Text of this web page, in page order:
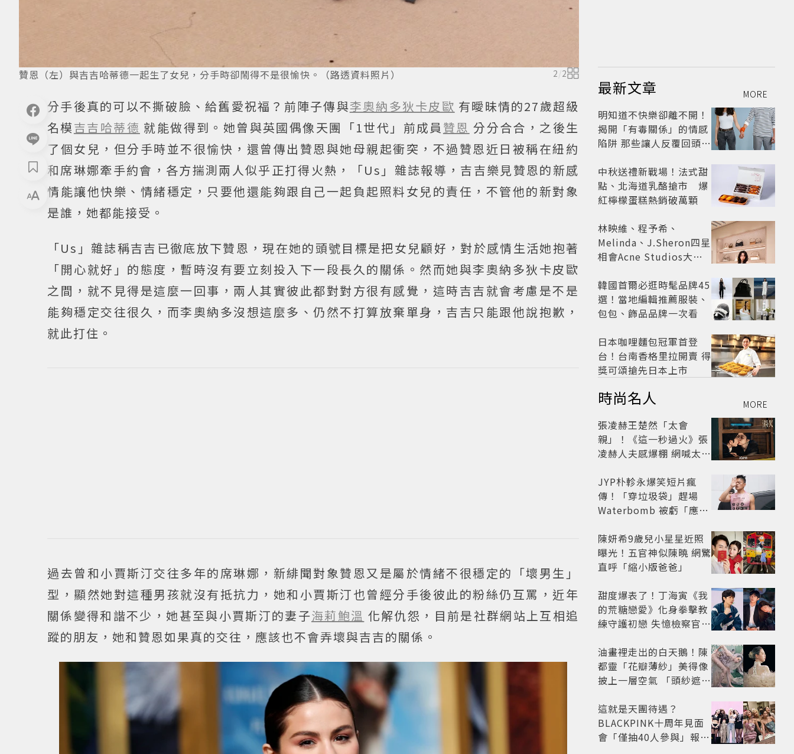
贊恩（左）與吉吉哈蒂德一起生了女兒，分手時卻鬧得不是很愉快。（路透資料照片） 2 /2
分手後真的可以不撕破臉、給舊愛祝福？前陣子傳與李奧納多狄卡皮歐 有曖昧情的27歲超級
名模吉吉哈蒂德 就能做得到。她曾與英國偶像天團「1世代」前成員 贊恩 分分合合，之後生
了個女兒，但分手時並不很愉快，還曾傳出贊恩與她母親起衝突，不過贊恩近日被稱在紐約
和席琳娜牽手約會，各方揣測兩人似乎正打得火熱，「Us」雜誌報導，吉吉樂見贊恩的新感
情能讓他快樂、情緒穩定，只要他還能夠跟自己一起負起照料女兒的責任，不管他的新對象
是誰，她都能接受。
「Us」雜誌稱吉吉已徹底放下贊恩，現在她的頭號目標是把女兒顧好，對於感情生活她抱著
「開心就好」的態度，暫時沒有要立刻投入下一段長久的關係。然而她與李奧納多狄卡皮歐
之間，就不見得是這麼一回事，兩人其實彼此都對對方很有感覺，這時吉吉就會考慮是不是
能夠穩定交往很久，而李奧納多沒想這麼多、仍然不打算放棄單身，吉吉只能跟他說抱歉，
就此打住。
過去曾和小賈斯汀交往多年的席琳娜，新緋聞對象贊恩又是屬於情緒不很穩定的「壞男生」
型，顯然她對這種男孩就沒有抵抗力，她和小賈斯汀也曾經分手後彼此的粉絲仍互罵，近年
關係變得和諧不少，她甚至與小賈斯汀的妻子海莉鮑溫 化解仇怨，目前是社群網站上互相追
蹤的朋友，她和贊恩如果真的交往，應該也不會弄壞與吉吉的關係。
最新文章 MORE
明知道不快樂卻離不開！
揭開「有毒關係」的情感
陷阱 那些讓人反覆回頭的
戒？
中秋送禮新戰場！法式甜
點、北海道乳酪搶市 爆
紅檸檬蛋糕熱銷破萬顆
林映維、程予希、
Melinda、J.Sheron四星
相會Acne Studios大曬
韓國首爾必逛時髦品牌45
選！當地編輯推薦服裝、
包包、飾品品牌一次看
日本咖哩麵包冠軍首登
台！台南香格里拉開賣 得
獎可頌搶先日本上市
時尚名人 MORE
張凌赫王楚然「太會
親」！《這一秒過火》張
凌赫人夫感爆棚 網喊太有
JYP朴軫永爆笑短片瘋
傳！「穿垃圾袋」趕場
Waterbomb 被虧「應該
陳妍希9歲兒小星星近照
曝光！五官神似陳曉 網驚
直呼「縮小版爸爸」
甜度爆表了！丁海寅《我
的荒糖戀愛》化身拳擊教
練守護初戀 失憶檢察官×
劇
油畫裡走出的白天鵝！陳
都靈「花瓣薄紗」美得像
披上一層空氣 「頭紗遮
太仙
這就是天團待遇？
BLACKPINK十周年見面
會「僅抽40人參與」報名